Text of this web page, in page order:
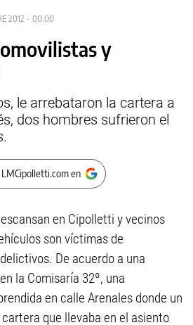
2012 - 00:00
y
le arrebataron la cartera a
dos hombres sufrieron el
en
en Cipolletti y vecinos
son víctimas de
De acuerdo a una
la Comisaría 32º, una
en calle Arenales donde un
que llevaba en el asiento